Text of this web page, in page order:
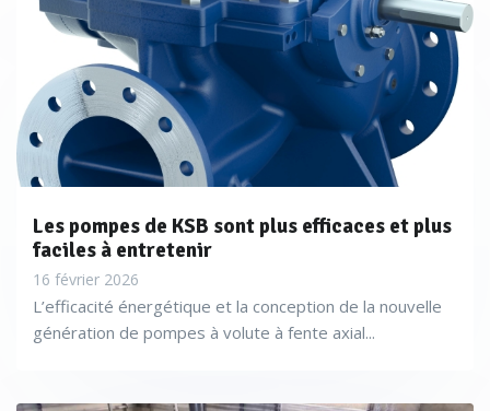
Les pompes de KSB sont plus efficaces et plus
faciles à entretenir
16 février 2026
L’efficacité énergétique et la conception de la nouvelle
génération de pompes à volute à fente axial...